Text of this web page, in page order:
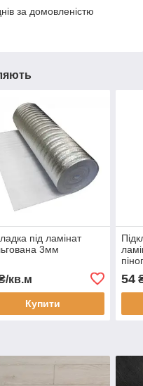
за домовленістю
під ламінат
3мм
кв.м
Купити
54